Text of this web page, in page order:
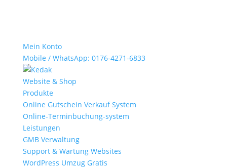
Mein Konto
Mobile / WhatsApp: 0176-4271-6833
Website & Shop
Produkte
Online Gutschein Verkauf System
Online‑Terminbuchung-system
Leistungen
GMB Verwaltung
Support & Wartung Websites
WordPress Umzug Gratis